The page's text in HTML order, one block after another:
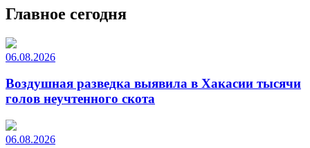
Главное сегодня
06.08.2026
Воздушная разведка выявила в Хакасии тысячи
голов неучтенного скота
06.08.2026